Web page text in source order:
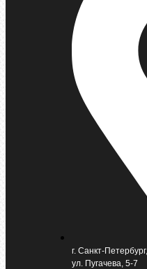
г. Санкт-Петербург,
ул. Пугачева, 5-7